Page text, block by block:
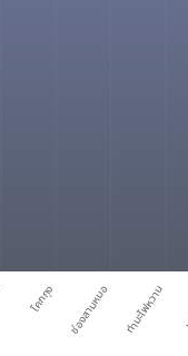
โคกกุง ช่องสามหมอ ท่ามะไฟหวาน